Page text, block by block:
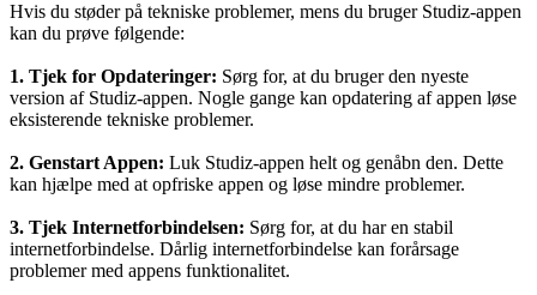
Hvis du støder på tekniske problemer, mens du bruger Studiz-appen
kan du prøve følgende:
1. Tjek for Opdateringer: Sørg for, at du bruger den nyeste
version af Studiz-appen. Nogle gange kan opdatering af appen løse
eksisterende tekniske problemer.
2. Genstart Appen: Luk Studiz-appen helt og genåbn den. Dette
kan hjælpe med at opfriske appen og løse mindre problemer.
3. Tjek Internetforbindelsen: Sørg for, at du har en stabil
internetforbindelse. Dårlig internetforbindelse kan forårsage
problemer med appens funktionalitet.